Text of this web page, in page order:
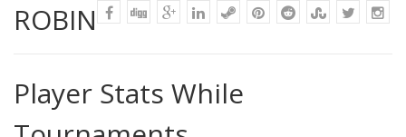
ROBIN
Player Stats While